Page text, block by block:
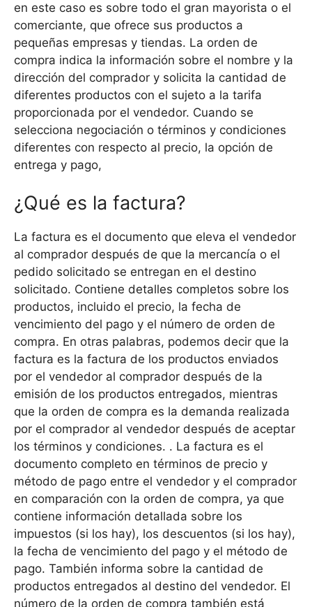
en este caso es sobre todo el gran mayorista o el
comerciante, que ofrece sus productos a
pequeñas empresas y tiendas. La orden de
compra indica la información sobre el nombre y la
dirección del comprador y solicita la cantidad de
diferentes productos con el sujeto a la tarifa
proporcionada por el vendedor. Cuando se
selecciona negociación o términos y condiciones
diferentes con respecto al precio, la opción de
entrega y pago,
¿Qué es la factura?
La factura es el documento que eleva el vendedor
al comprador después de que la mercancía o el
pedido solicitado se entregan en el destino
solicitado. Contiene detalles completos sobre los
productos, incluido el precio, la fecha de
vencimiento del pago y el número de orden de
compra. En otras palabras, podemos decir que la
factura es la factura de los productos enviados
por el vendedor al comprador después de la
emisión de los productos entregados, mientras
que la orden de compra es la demanda realizada
por el comprador al vendedor después de aceptar
los términos y condiciones. . La factura es el
documento completo en términos de precio y
método de pago entre el vendedor y el comprador
en comparación con la orden de compra, ya que
contiene información detallada sobre los
impuestos (si los hay), los descuentos (si los hay),
la fecha de vencimiento del pago y el método de
pago. También informa sobre la cantidad de
productos entregados al destino del vendedor. El
número de la orden de compra también está